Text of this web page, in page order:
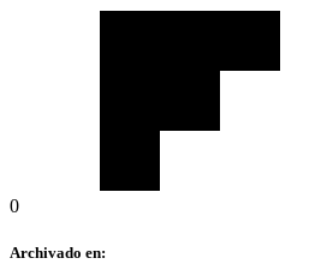
0
Archivado en: